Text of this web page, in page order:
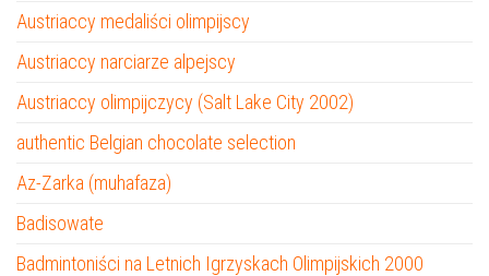
Austriaccy medaliści olimpijscy
Austriaccy narciarze alpejscy
Austriaccy olimpijczycy (Salt Lake City 2002)
authentic Belgian chocolate selection
Az-Zarka (muhafaza)
Badisowate
Badmintoniści na Letnich Igrzyskach Olimpijskich 2000